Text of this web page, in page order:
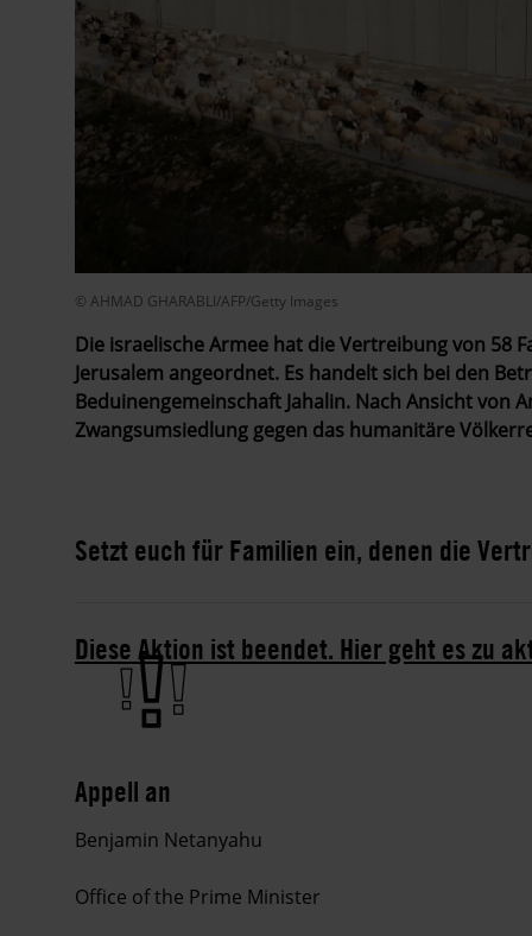
© AHMAD GHARABLI/AFP/Getty Images
Die israelische Armee hat die Vertreibung von 58
Jerusalem angeordnet. Es handelt sich bei den
Beduinengemeinschaft Jahalin. Nach Ansicht von
Zwangsumsiedlung gegen das humanitäre
Setzt euch für Familien ein, denen die
Diese Aktion ist beendet. Hier geht es zu
Appell an
Benjamin Netanyahu
Office of the Prime Minister